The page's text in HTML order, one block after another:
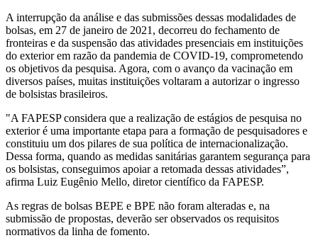
A interrupção da análise e das submissões dessas modalidades de
bolsas, em 27 de janeiro de 2021, decorreu do fechamento de
fronteiras e da suspensão das atividades presenciais em instituições
do exterior em razão da pandemia de COVID-19, comprometendo
os objetivos da pesquisa. Agora, com o avanço da vacinação em
diversos países, muitas instituições voltaram a autorizar o ingresso
de bolsistas brasileiros.
"A FAPESP considera que a realização de estágios de pesquisa no
exterior é uma importante etapa para a formação de pesquisadores e
constituiu um dos pilares de sua política de internacionalização.
Dessa forma, quando as medidas sanitárias garantem segurança para
os bolsistas, conseguimos apoiar a retomada dessas atividades”,
afirma Luiz Eugênio Mello, diretor científico da FAPESP.
As regras de bolsas BEPE e BPE não foram alteradas e, na
submissão de propostas, deverão ser observados os requisitos
normativos da linha de fomento.